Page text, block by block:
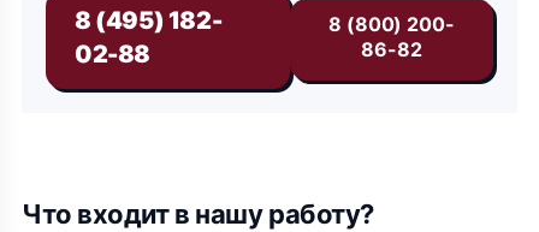
8 (495) 182-
02-88
8 (800) 200-
86-82
Что входит в нашу работу?